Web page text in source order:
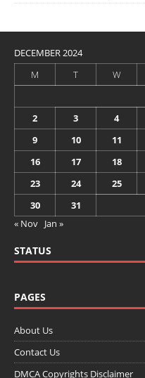
DECEMBER 2024
M
T W
2
3 4
9
10 11
16
17 18
23
24 25
30
31
« Nov Jan »
STATUS
PAGES
About Us
Contact Us
DMCA Copyrights Disclaimer